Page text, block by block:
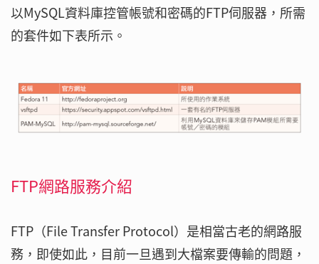
以MySQL資料庫控管帳號和密碼的FTP伺服器，所需
的套件如下表所示。
FTP網路服務介紹
FTP（File Transfer Protocol）是相當古老的網路服
務，即使如此，目前一旦遇到大檔案要傳輸的問題，